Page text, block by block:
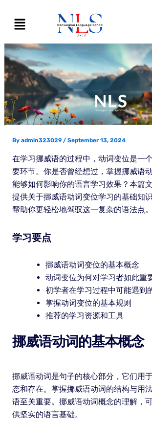
content
Menu
By admin323029 / September 13, 2024
在学习挪威语的过程中，动词变位是一
要环节。你是否曾经想过，掌握挪威语
能够如何影响你的语言学习效果？本篇
提供关于挪威语动词变位学习的基础知
帮助你更轻松地驾驭这一复杂的语法点。
学习要点
挪威语动词变位的基本概念
动词变位为何对学习者如此重
初学者在学习过程中可能遇到
掌握动词变位的基本规则
推荐的学习资源和工具
挪威语动词的基本概念
挪威语动词是句子的核心部分，它们用
态和存在。掌握挪威语动词的结构与用
语至关重要。挪威语动词概念的理解，
供坚实的语言基础。